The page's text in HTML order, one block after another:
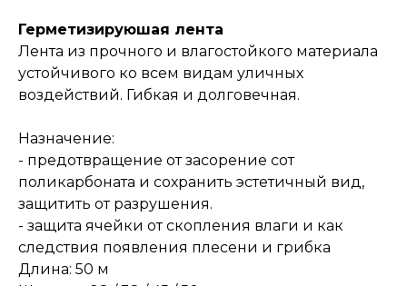
Герметизируюшая лента
Лента из прочного и влагостойкого материала
устойчивого ко всем видам уличных
воздействий. Гибкая и долговечная.
Назначение:
- предотвращение от засорение сот
поликарбоната и сохранить эстетичный вид,
защитить от разрушения.
- защита ячейки от скопления влаги и как
следствия появления плесени и грибка
Длина: 50 м